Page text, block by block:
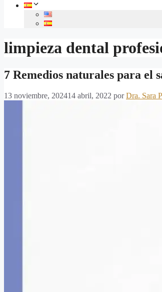
limpieza dental
7 Remedios naturales para el
13 noviembre, 202414 abril, 2022 porDra. Sara